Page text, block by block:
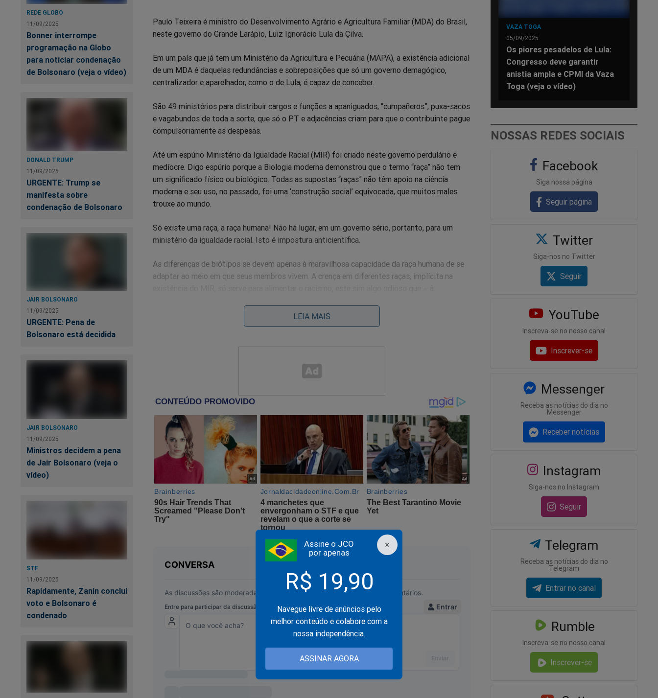
×
Assine o JCO
por apenas
R$ 19,90
Navegue livre de anúncios pelo
melhor conteúdo e colabore com a
nossa independência.
ASSINAR AGORA
REDE GLOBO
11/09/2025
Bonner interrompe
programação na Globo
para noticiar condenação
de Bolsonaro (veja o vídeo)
DONALD TRUMP
11/09/2025
URGENTE: Trump se
manifesta sobre
condenação de Bolsonaro
JAIR BOLSONARO
11/09/2025
URGENTE: Pena de
Bolsonaro está decidida
JAIR BOLSONARO
11/09/2025
Ministros decidem a pena
de Jair Bolsonaro (veja o
vídeo)
STF
11/09/2025
Rapidamente, Zanin conclui
voto e Bolsonaro é
condenado
no
no
no
no
no
no
Paulo Teixeira é ministro do Desenvolvimento Agrário e Agricultura Familiar (MDA) do Brasil,
neste governo do Grande Larápio, Luiz Ignorácio Lula da Çilva.
Em um país que já tem um Ministério da Agricultura e Pecuária (MAPA), a existência adicional
de um MDA é daquelas redundâncias e sobreposições que só um governo demagógico,
centralizador e aparelhador, como o de Lula, é capaz de conceber.
São 49 ministérios para distribuir cargos e funções a apaniguados, “cumpañeros”, puxa-sacos
e vagabundos de toda a sorte, que só o PT e adjacências criam para que o contribuinte pague
compulsoriamente as despesas.
Até um espúrio Ministério da Igualdade Racial (MIR) foi criado neste governo perdulário e
medíocre. Digo espúrio porque a Biologia moderna demonstrou que o termo “raça” não tem
um significado físico ou biológico. Todas as supostas “raças” não têm apoio na ciência
moderna e seu uso, no passado, foi uma ‘construção social’ equivocada, que muitos males
trouxe ao mundo.
Só existe uma raça, a raça humana! Não há lugar, em um governo sério, portanto, para um
ministério da igualdade racial. Isto é impostura anticientífica.
As diferenças de biótipos se devem apenas à maravilhosa capacidade da raça humana de se
adaptar ao meio em que seus membros vivem. A crença em diferentes raças, implícita na
com base em uma falsa superioridade de uns sobre outros.
medíocres os seus membros.
Um deles, Paulo Teixeira – errado até no nome, que deveria ser Paulo, Xeira-te –, ministro do
ofender os moradores de Camboriú, por estes terem acolhido o CPAC 2024, o maior evento
conservador da América Latina, com a presença, entre outros, de Javier Milei, presidente
argentino, Tarcísio de Freitas, governador de São Paulo e Jair Bolsonaro, ex-presidente do
Brasil.
Atrevido, Teixeira recomendou uma ‘limpeza espiritual’, após Camboriú ter recebido o evento.
Limpeza espiritual? O povo de Santa Catarina é que está em condições morais de exigir uma
limpeza ética e administrativa neste governo, liderado por um condenado por corrupção e
lavagem de dinheiro em dois robustos processos, até a terceira instância judicial. Falo, claro,
do empregador de Paulo Teixeira, Luiz Corruptaço Lula da Silva, de volta à “cena do crime”
graças à nada acendrada coligação PT/STF/TSE.
Mas Fabrício Teixeira, Prefeito de Camboriú, deu a resposta precisa à baixeza de Paulo
Teixeira: “Camboriú não precisa de limpeza espiritual simplesmente porque nunca foi
Bravo!
Assistam ao vídeo com a resposta de Fabrício Teixeira:
LEIA MAIS
VAZA TOGA
05/09/2025
Os piores pesadelos de Lula:
Congresso deve garantir
anistia ampla e CPMI da Vaza
Toga (veja o vídeo)
NOSSAS REDES SOCIAIS
Facebook
Siga nossa página
Seguir página
Twitter
Siga-nos no Twitter
Seguir
YouTube
Inscreva-se no nosso canal
Inscrever-se
Messenger
Receba as notícias do dia no
Messenger
Receber notícias
Instagram
Siga-nos no Instagram
Seguir
Telegram
Receba as notícias do dia no
Telegram
Entrar no canal
Rumble
Inscreva-se no nosso canal
Inscrever-se